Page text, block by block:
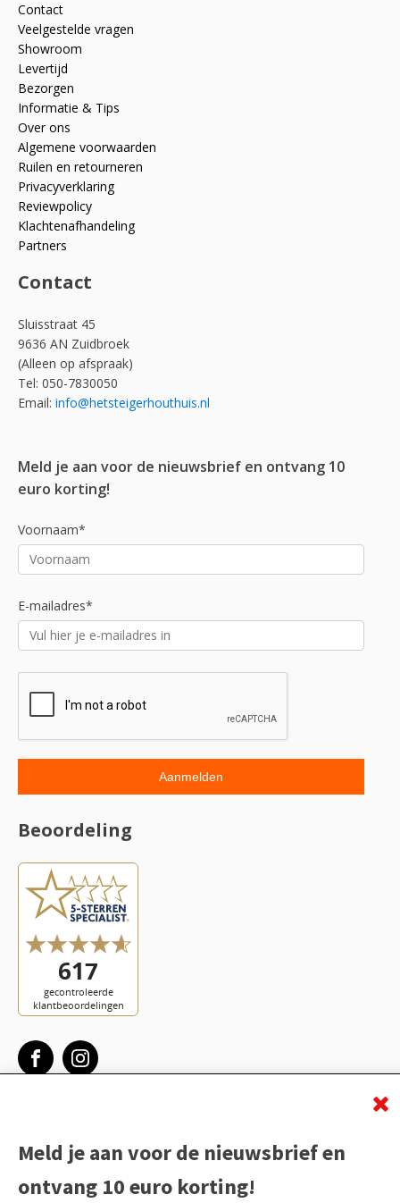
Contact
Veelgestelde vragen
Showroom
Levertijd
Bezorgen
Informatie & Tips
Over ons
Algemene voorwaarden
Ruilen en retourneren
Privacyverklaring
Reviewpolicy
Klachtenafhandeling
Partners
Contact
Sluisstraat 45
9636 AN Zuidbroek
(Alleen op afspraak)
Tel: 050-7830050
Email: info@hetsteigerhouthuis.nl
Meld je aan voor de nieuwsbrief en ontvang 10
euro korting!
Voornaam*
E-mailadres*
Beoordeling
Meld je aan voor de nieuwsbrief en
ontvang 10 euro korting!